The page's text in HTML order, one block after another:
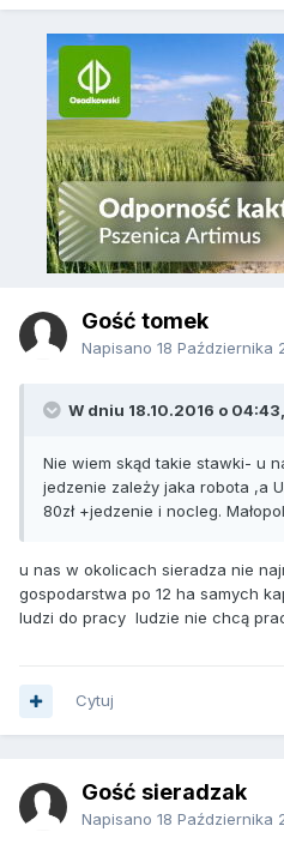
Gość tomek
Napisano 18 Października
W dniu 18.10.2016 o
Nie wiem skąd takie stawki- u
jedzenie zależy jaka robota ,a
80zł +jedzenie i nocleg.
u nas w okolicach sieradza nie
gospodarstwa po 12 ha samych
ludzi do pracy ludzie nie chcą
Cytuj
Gość sieradzak
Napisano 18 Października